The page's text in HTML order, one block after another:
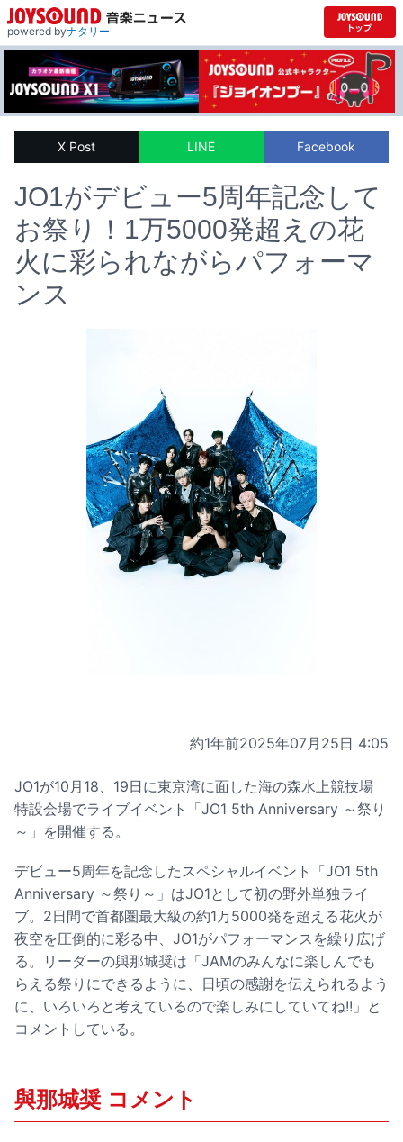
powered byナタリー
X Post LINE Facebook
JO1がデビュー5周年記念して
お祭り！1万5000発超えの花
火に彩られながらパフォーマ
ンス
約1年前2025年07月25日 4:05
JO1が10月18、19日に東京湾に面した海の森水上競技場
特設会場でライブイベント「JO1 5th Anniversary ～祭り
～」を開催する。
デビュー5周年を記念したスペシャルイベント「JO1 5th
Anniversary ～祭り～」はJO1として初の野外単独ライ
ブ。2日間で首都圏最大級の約1万5000発を超える花火が
夜空を圧倒的に彩る中、JO1がパフォーマンスを繰り広げ
る。リーダーの與那城奨は「JAMのみんなに楽しんでも
らえる祭りにできるように、日頃の感謝を伝えられるよう
に、いろいろと考えているので楽しみにしていてね!!」と
コメントしている。
與那城奨 コメント